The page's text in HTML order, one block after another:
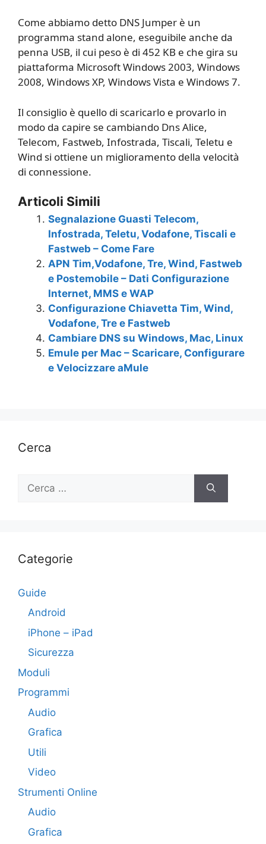
Come abbiamo detto DNS Jumper è un
programma stand alone, eseguibile anche da
penna USB, il cui peso è di 452 KB e che gira su
piattaforma Microsoft Windows 2003, Windows
2008, Windows XP, Windows Vista e Windows 7.
Il consiglio è quello di scaricarlo e provarlo in
modo da capire se cambiando Dns Alice,
Telecom, Fastweb, Infostrada, Tiscali, Teletu e
Wind si ottiene un miglioramento della velocità
di connessione.
Articoli Simili
Segnalazione Guasti Telecom,
Infostrada, Teletu, Vodafone, Tiscali e
Fastweb – Come Fare
APN Tim,Vodafone, Tre, Wind, Fastweb
e Postemobile – Dati Configurazione
Internet, MMS e WAP
Configurazione Chiavetta Tim, Wind,
Vodafone, Tre e Fastweb
Cambiare DNS su Windows, Mac, Linux
Emule per Mac – Scaricare, Configurare
e Velocizzare aMule
Cerca
per:
Categorie
Guide
Android
iPhone – iPad
Sicurezza
Moduli
Programmi
Audio
Grafica
Utili
Video
Strumenti Online
Audio
Grafica